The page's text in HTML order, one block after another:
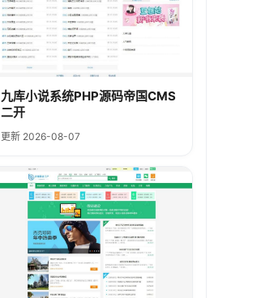
九库小说系统PHP源码帝国CMS
二开
更新 2026-08-07